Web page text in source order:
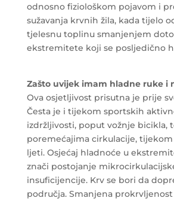
odnosno fiziološkom pojavom i
sužavanja krvnih žila, kada tijelo
tjelesnu toplinu smanjenjem
ekstremitete koji se posljedično
Zašto uvijek imam hladne ruke i
Ova osjetljivost prisutna je prije
Česta je i tijekom sportskih
izdržljivosti, poput vožnje bicikla,
poremećajima cirkulacije, tijekom
ljeti. Osjećaj hladnoće u
znači postojanje
insuficijencije. Krv se bori da
područja. Smanjena